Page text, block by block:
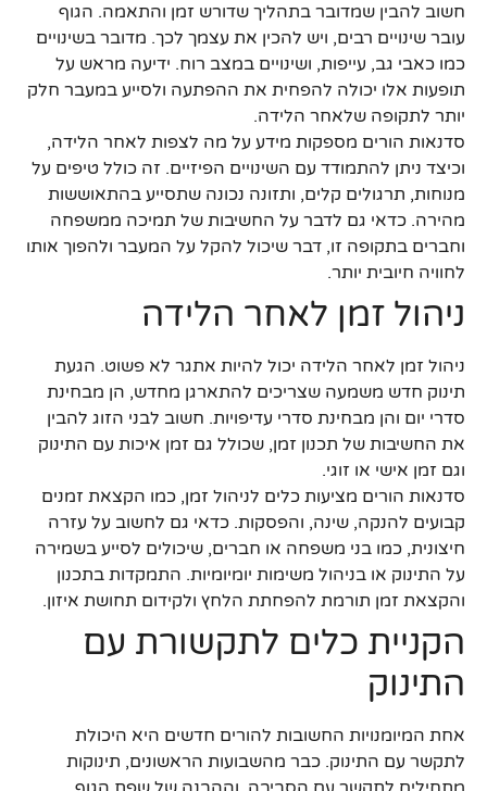
חשוב להבין שמדובר בתהליך שדורש זמן והתאמה. הגוף
עובר שינויים רבים, ויש להכין את עצמך לכך. מדובר בשינויים
כמו כאבי גב, עייפות, ושינויים במצב רוח. ידיעה מראש על
תופעות אלו יכולה להפחית את ההפתעה ולסייע במעבר חלק
יותר לתקופה שלאחר הלידה.
סדנאות הורים מספקות מידע על מה לצפות לאחר הלידה,
וכיצד ניתן להתמודד עם השינויים הפיזיים. זה כולל טיפים על
מנוחות, תרגולים קלים, ותזונה נכונה שתסייע בהתאוששות
מהירה. כדאי גם לדבר על החשיבות של תמיכה ממשפחה
וחברים בתקופה זו, דבר שיכול להקל על המעבר ולהפוך אותו
לחוויה חיובית יותר.
ניהול זמן לאחר הלידה
ניהול זמן לאחר הלידה יכול להיות אתגר לא פשוט. הגעת
תינוק חדש משמעה שצריכים להתארגן מחדש, הן מבחינת
סדרי יום והן מבחינת סדרי עדיפויות. חשוב לבני הזוג להבין
את החשיבות של תכנון זמן, שכולל גם זמן איכות עם התינוק
וגם זמן אישי או זוגי.
סדנאות הורים מציעות כלים לניהול זמן, כמו הקצאת זמנים
קבועים להנקה, שינה, והפסקות. כדאי גם לחשוב על עזרה
חיצונית, כמו בני משפחה או חברים, שיכולים לסייע בשמירה
על התינוק או בניהול משימות יומיומיות. התמקדות בתכנון
והקצאת זמן תורמת להפחתת הלחץ ולקידום תחושת איזון.
הקניית כלים לתקשורת עם
התינוק
אחת המיומנויות החשובות להורים חדשים היא היכולת
לתקשר עם התינוק. כבר מהשבועות הראשונים, תינוקות